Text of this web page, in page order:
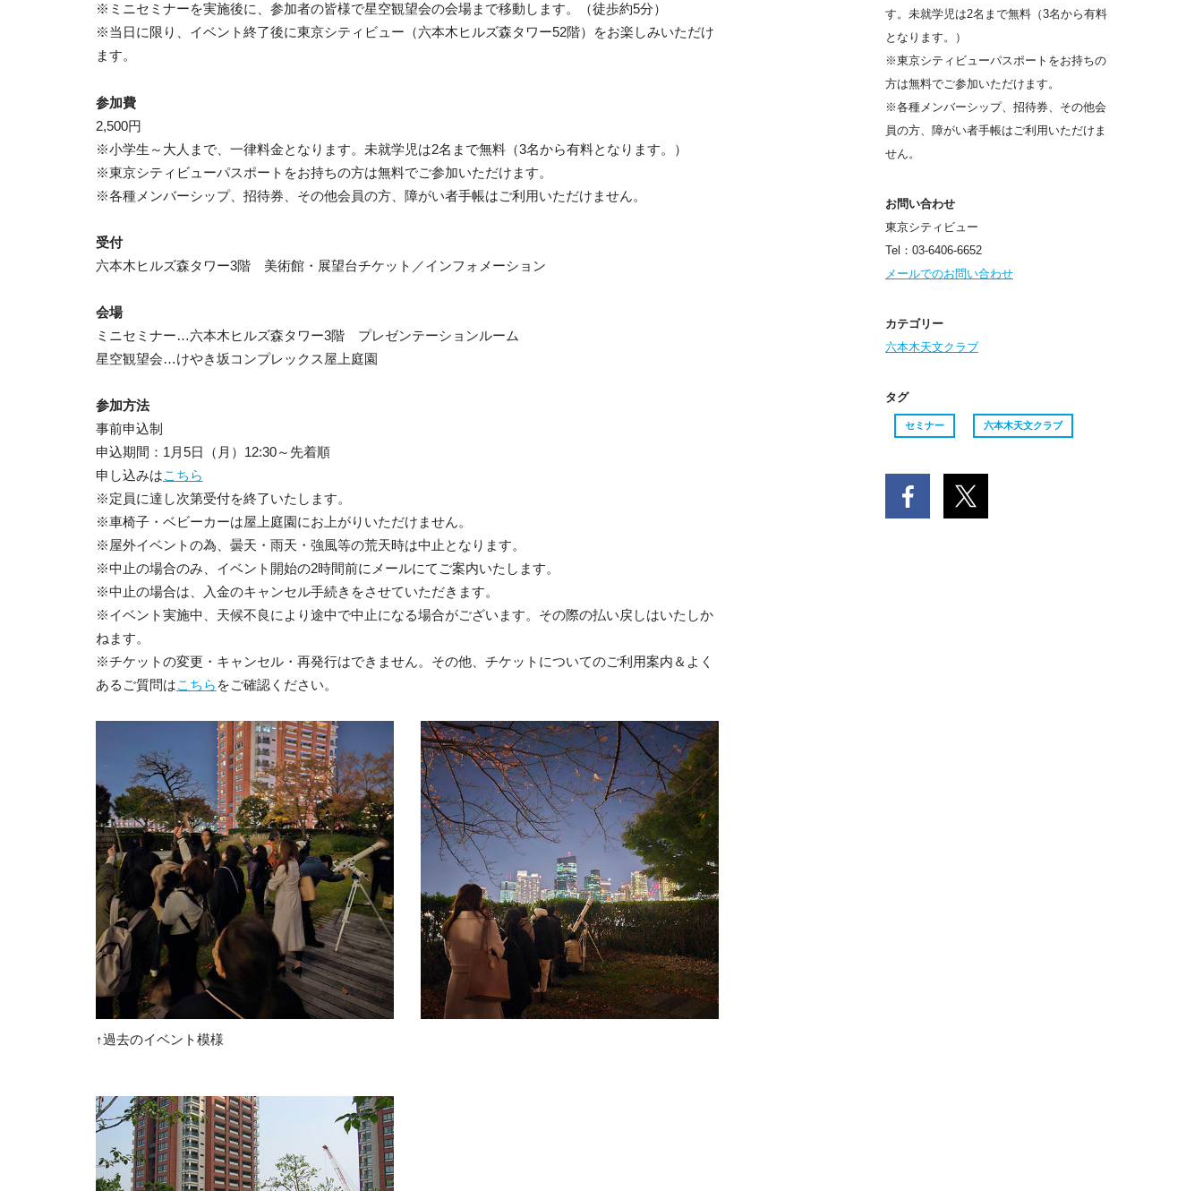
※ミニセミナーを実施後に、参加者の皆様で星空観望会の会場まで移動します。（徒歩約5分）
※当日に限り、イベント終了後に東京シティビュー（六本木ヒルズ森タワー52階）をお楽しみいただけ
ます。
参加費
2,500円
※小学生～大人まで、一律料金となります。未就学児は2名まで無料（3名から有料となります。）
※東京シティビューパスポートをお持ちの方は無料でご参加いただけます。
※各種メンバーシップ、招待券、その他会員の方、障がい者手帳はご利用いただけません。
受付
六本木ヒルズ森タワー3階 美術館・展望台チケット／インフォメーション
会場
ミニセミナー…六本木ヒルズ森タワー3階 プレゼンテーションルーム
星空観望会…けやき坂コンプレックス屋上庭園
参加方法
事前申込制
申込期間：1月5日（月）12:30～先着順
申し込みはこちら
※定員に達し次第受付を終了いたします。
※車椅子・ベビーカーは屋上庭園にお上がりいただけません。
※屋外イベントの為、曇天・雨天・強風等の荒天時は中止となります。
※中止の場合のみ、イベント開始の2時間前にメールにてご案内いたします。
※中止の場合は、入金のキャンセル手続きをさせていただきます。
※イベント実施中、天候不良により途中で中止になる場合がございます。その際の払い戻しはいたしか
ねます。
※チケットの変更・キャンセル・再発行はできません。その他、チケットについてのご利用案内＆よく
あるご質問はこちら をご確認ください。
↑過去のイベント模様
す。未就学児は2名まで無料（3名から有料
となります。）
※東京シティビューパスポートをお持ちの
方は無料でご参加いただけます。
※各種メンバーシップ、招待券、その他会
員の⽅、障がい者⼿帳はご利⽤いただけま
せん。
お問い合わせ
東京シティビュー
Tel：03-6406-6652
メールでのお問い合わせ
カテゴリー
六本木天文クラブ
タグ
セミナー 六本木天文クラブ